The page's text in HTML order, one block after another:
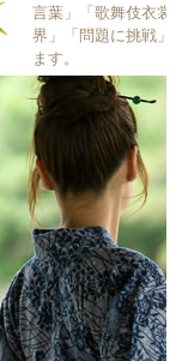
言葉」「歌舞伎衣裳
界」「問題に挑戦」
ます。